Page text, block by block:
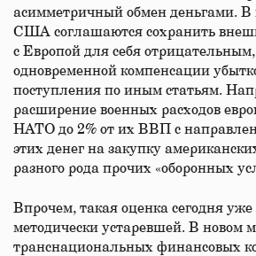
асимметричный обмен деньгами. В
США соглашаются сохранить
с Европой для себя
одновременной компенсации
поступления по иным статьям.
расширение военных расходов
НАТО до 2% от их ВВП с
этих денег на закупку
разного рода прочих «оборонных
Впрочем, такая оценка сегодня уже
методически устаревшей. В новом
транснациональных финансовых